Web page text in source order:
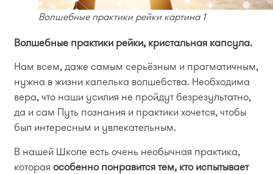
Волшебные практики рейки картина 1
Волшебные практики рейки, кристальная капсула.
Нам всем, даже самым серьёзным и прагматичным,
нужна в жизни капелька волшебства. Необходима
вера, что наши усилия не пройдут безрезультатно,
да и сам Путь познания и практики хочется, чтобы
был интересным и увлекательным.
В нашей Школе есть очень необычная практика,
которая особенно понравится тем, кто испытывает